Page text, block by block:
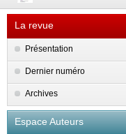
La revue
Présentation
Dernier numéro
Archives
Espace Auteurs